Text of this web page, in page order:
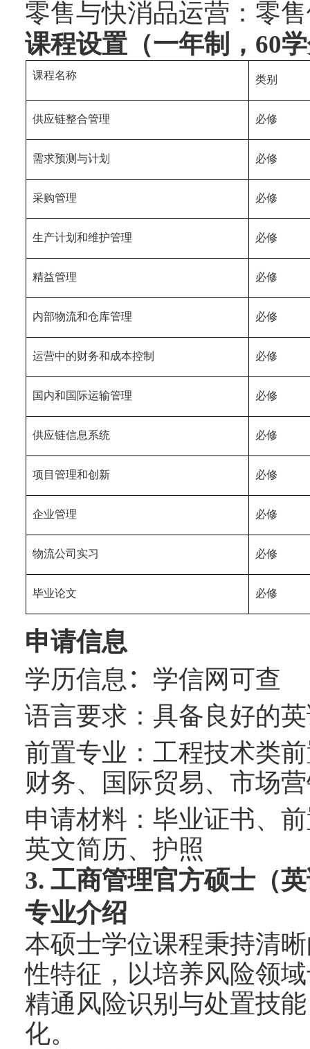
零售与快消品运营：零
课程设置（一年制， 60
课程名称 类别
供应链整合管理 必修
需求预测与计划 必修
采购管理 必修
生产计划和维护管理 必修
精益管理 必修
内部物流和仓库管理 必修
运营中的财务和成本控制 必修
国内和国际运输管理 必修
供应链信息系统 必修
项目管理和创新 必修
企业管理 必修
物流公司实习 必修
毕业论文 必修
申请信息
学历信息 ： 学信网可查
语言要求：具备良好的
前置专业：工程技术类
财务、国际贸易、市场
申请材料：毕业证书、
英文简历、护照
3.工商管理官方硕士（
专业介绍
本硕士学位课程秉持清
性特征，以培养风险领
精通风险识别与处置技
化。